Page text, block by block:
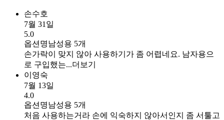
손수호
7월 31일
5.0
옵션명남성용 5개
손가락이 맞지 않아 사용하기가 좀 어렵네요. 남자용으
로 구입했는...더보기
이영숙
7월 13일
4.0
옵션명남성용 5개
처음 사용하는거라 손에 익숙하지 않아서인지 좀 서툴고